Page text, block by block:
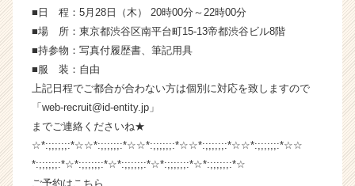
カ
ウ
ト
届
く
就
活
サ
イ
■日 程：5月28日（木） 20時00分～22時00分
■場 所：東京都渋谷区南平台町15-13帝都渋谷ビル8階
■持参物：写真付履歴書、筆記用具
■服 装：自由
上記日程でご都合が合わない方は個別に対応を致しますので
「web-recruit@id-entity.jp」
までご連絡くださいね★
☆*:;;;;;;:*☆☆*:;;;;;;:*☆☆*:;;;;;;:*☆☆*:;;;;;;:*☆☆*:;;;;;;:*☆☆
*:;;;;;;:*☆*:;;;;;;:*☆*:;;;;;;:*☆*:;;;;;;:*☆*:;;;;;;:*☆
ご予約はこちら